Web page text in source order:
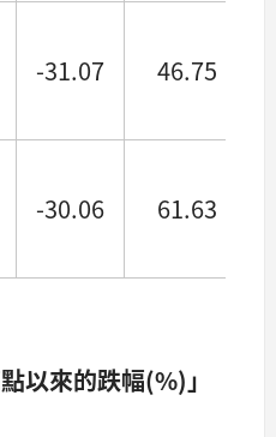
-31.07 46.75
-30.06 61.63
以來的跌幅(%)」